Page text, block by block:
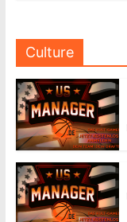
Culture